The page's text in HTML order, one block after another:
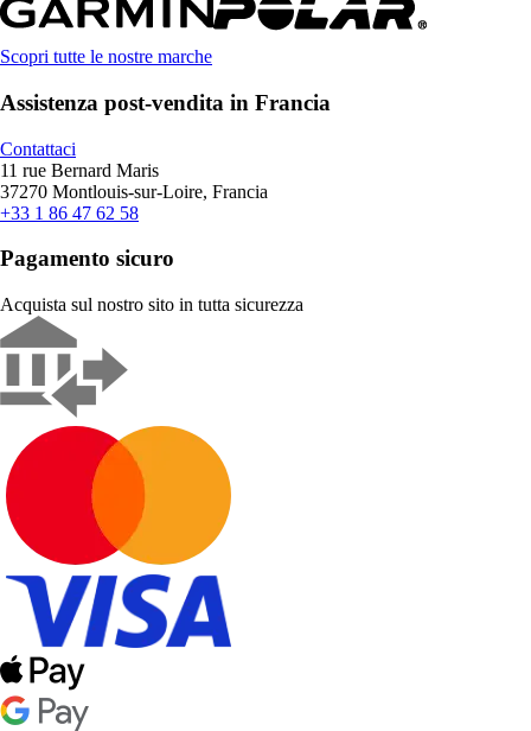
Scopri tutte le nostre marche
Assistenza post-vendita in Francia
Contattaci
11 rue Bernard Maris
37270 Montlouis-sur-Loire, Francia
+33 1 86 47 62 58
Pagamento sicuro
Acquista sul nostro sito in tutta sicurezza